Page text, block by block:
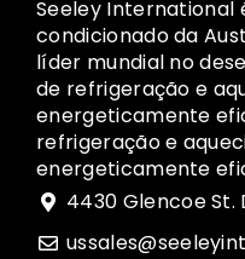
Seeley
condicionado da
líder mundial no
de refrigeração e
energeticamente
refrigeração e
energeticamente
4430 Glencoe St.